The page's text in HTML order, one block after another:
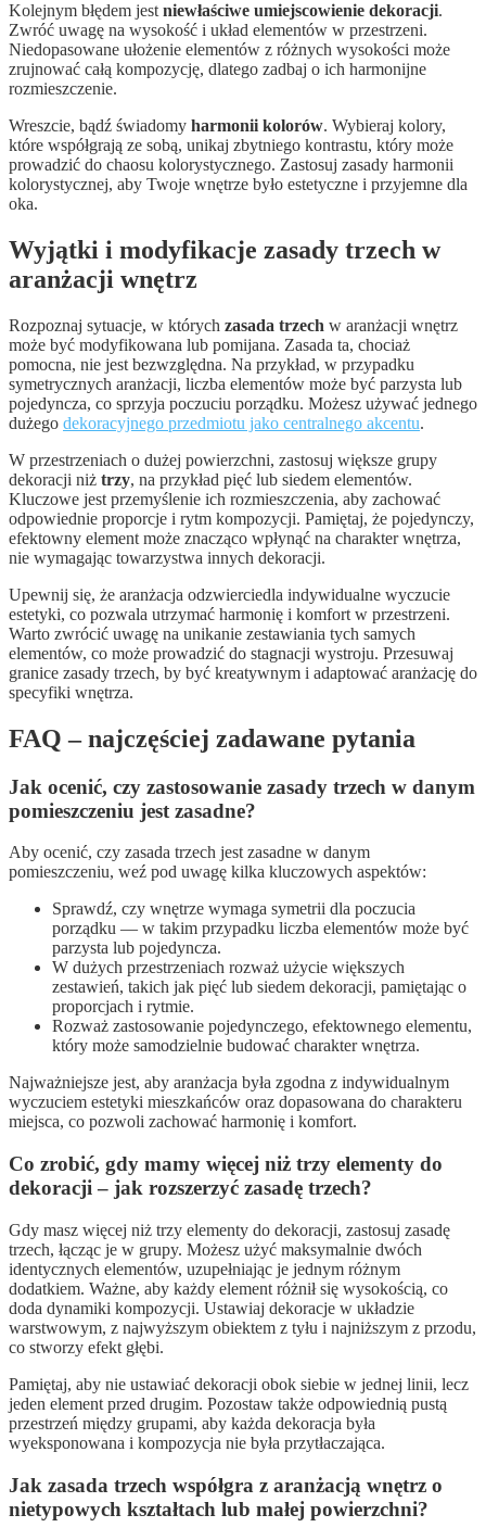
Kolejnym błędem jest niewłaściwe umiejscowienie dekoracji.
Zwróć uwagę na wysokość i układ elementów w przestrzeni.
Niedopasowane ułożenie elementów z różnych wysokości może
zrujnować całą kompozycję, dlatego zadbaj o ich harmonijne
rozmieszczenie.
Wreszcie, bądź świadomy harmonii kolorów. Wybieraj kolory,
które współgrają ze sobą, unikaj zbytniego kontrastu, który może
prowadzić do chaosu kolorystycznego. Zastosuj zasady harmonii
kolorystycznej, aby Twoje wnętrze było estetyczne i przyjemne dla
oka.
Wyjątki i modyfikacje zasady trzech w
aranżacji wnętrz
Rozpoznaj sytuacje, w których zasada trzech w aranżacji wnętrz
może być modyfikowana lub pomijana. Zasada ta, chociaż
pomocna, nie jest bezwzględna. Na przykład, w przypadku
symetrycznych aranżacji, liczba elementów może być parzysta lub
pojedyncza, co sprzyja poczuciu porządku. Możesz używać jednego
dużego dekoracyjnego przedmiotu jako centralnego akcentu.
W przestrzeniach o dużej powierzchni, zastosuj większe grupy
dekoracji niż trzy, na przykład pięć lub siedem elementów.
Kluczowe jest przemyślenie ich rozmieszczenia, aby zachować
odpowiednie proporcje i rytm kompozycji. Pamiętaj, że pojedynczy,
efektowny element może znacząco wpłynąć na charakter wnętrza,
nie wymagając towarzystwa innych dekoracji.
Upewnij się, że aranżacja odzwierciedla indywidualne wyczucie
estetyki, co pozwala utrzymać harmonię i komfort w przestrzeni.
Warto zwrócić uwagę na unikanie zestawiania tych samych
elementów, co może prowadzić do stagnacji wystroju. Przesuwaj
granice zasady trzech, by być kreatywnym i adaptować aranżację do
specyfiki wnętrza.
FAQ – najczęściej zadawane pytania
Jak ocenić, czy zastosowanie zasady trzech w danym
pomieszczeniu jest zasadne?
Aby ocenić, czy zasada trzech jest zasadne w danym
pomieszczeniu, weź pod uwagę kilka kluczowych aspektów:
Sprawdź, czy wnętrze wymaga symetrii dla poczucia
porządku — w takim przypadku liczba elementów może być
parzysta lub pojedyncza.
W dużych przestrzeniach rozważ użycie większych
zestawień, takich jak pięć lub siedem dekoracji, pamiętając o
proporcjach i rytmie.
Rozważ zastosowanie pojedynczego, efektownego elementu,
który może samodzielnie budować charakter wnętrza.
Najważniejsze jest, aby aranżacja była zgodna z indywidualnym
wyczuciem estetyki mieszkańców oraz dopasowana do charakteru
miejsca, co pozwoli zachować harmonię i komfort.
Co zrobić, gdy mamy więcej niż trzy elementy do
dekoracji – jak rozszerzyć zasadę trzech?
Gdy masz więcej niż trzy elementy do dekoracji, zastosuj zasadę
trzech, łącząc je w grupy. Możesz użyć maksymalnie dwóch
identycznych elementów, uzupełniając je jednym różnym
dodatkiem. Ważne, aby każdy element różnił się wysokością, co
doda dynamiki kompozycji. Ustawiaj dekoracje w układzie
warstwowym, z najwyższym obiektem z tyłu i najniższym z przodu,
co stworzy efekt głębi.
Pamiętaj, aby nie ustawiać dekoracji obok siebie w jednej linii, lecz
jeden element przed drugim. Pozostaw także odpowiednią pustą
przestrzeń między grupami, aby każda dekoracja była
wyeksponowana i kompozycja nie była przytłaczająca.
Jak zasada trzech współgra z aranżacją wnętrz o
nietypowych kształtach lub małej powierzchni?